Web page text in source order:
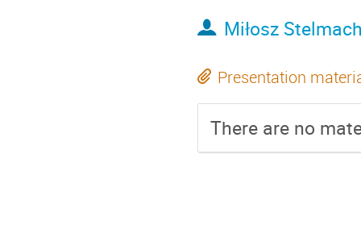
Miłosz
Presentation
There are no